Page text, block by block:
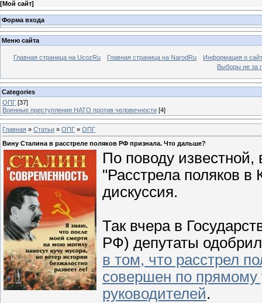
[Мой сайт]
Форма входа
Меню сайта
Главная страница на UcozRu Главная страница на NarodRu
Информация о
Выборы не за
Categories
ОПГ [37]
Военные преступления НАТО против человечности [4]
Главная » Статьи » ОПГ » ОПГ
Вину Сталина в расстреле поляков РФ признала. Что дальше?
По поводу известной,
"Расстрела поляков в
дискуссия.
Так вчера в
РФ) депутаты
в том, что расстрел
совершен по прямому
руководителей.